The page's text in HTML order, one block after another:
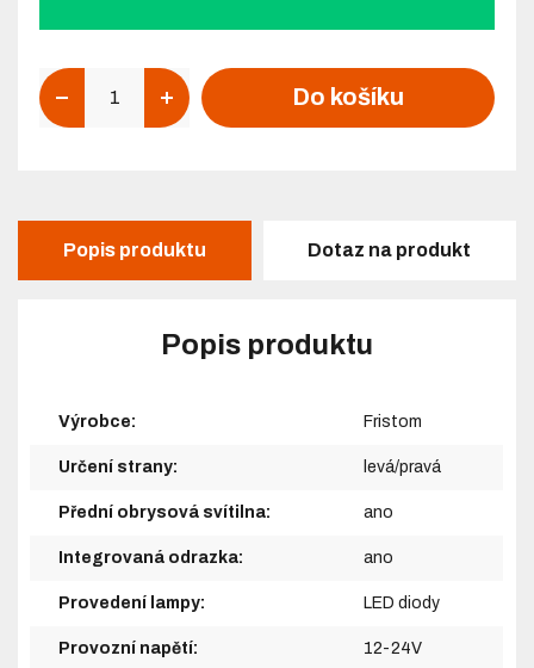
Do košíku
Popis produktu Dotaz na produkt
Popis produktu
Výrobce: Fristom
Určení strany: levá/pravá
Přední obrysová svítilna: ano
Integrovaná odrazka: ano
Provedení lampy: LED diody
Provozní napětí: 12-24V